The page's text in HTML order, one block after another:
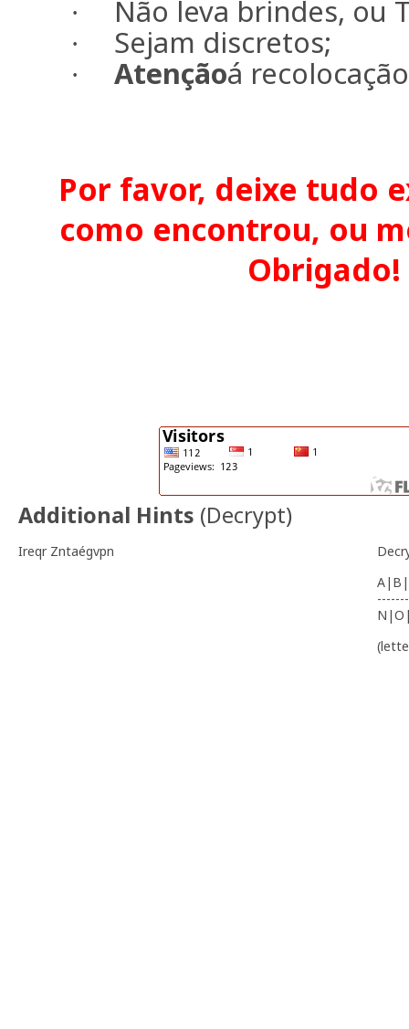
· Não leva brindes, ou
· Sejam discretos;
· Atençãoá
Por favor, deixe tudo
como encontrou, ou
Obrigado!
Additional Hints (Decrypt)
Ireqr Zntaégvpn